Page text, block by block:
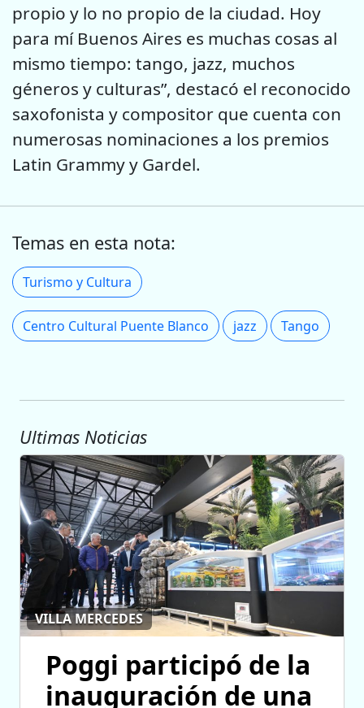
propio y lo no propio de la ciudad. Hoy
para mí Buenos Aires es muchas cosas al
mismo tiempo: tango, jazz, muchos
géneros y culturas”, destacó el reconocido
saxofonista y compositor que cuenta con
numerosas nominaciones a los premios
Latin Grammy y Gardel.
Temas en esta nota:
Turismo y Cultura
Centro Cultural Puente Blanco jazz Tango
Ultimas Noticias
VILLA MERCEDES
Poggi participó de la
inauguración de una